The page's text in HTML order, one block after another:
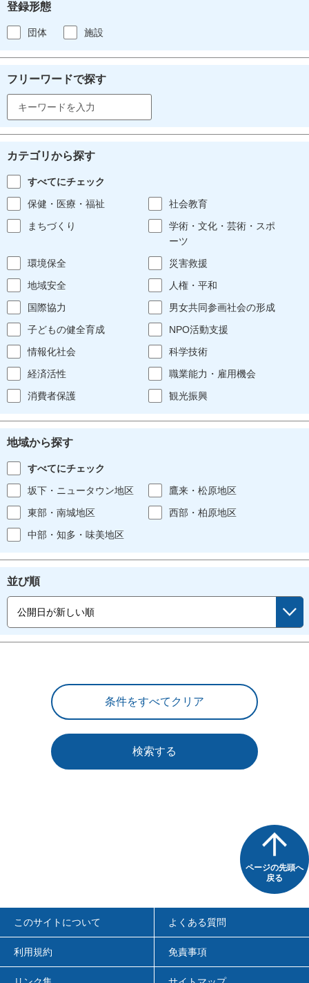
登録形態
団体 施設
フリーワードで探す
カテゴリから探す
すべてにチェック
保健・医療・福祉
社会教育
まちづくり
学術・文化・芸術・スポ
ーツ
環境保全
災害救援
地域安全
人権・平和
国際協力
男女共同参画社会の形成
子どもの健全育成
NPO活動支援
情報化社会
科学技術
経済活性
職業能力・雇用機会
消費者保護
観光振興
地域から探す
すべてにチェック
坂下・ニュータウン地区
鷹来・松原地区
東部・南城地区
西部・柏原地区
中部・知多・味美地区
並び順
検索する
ページの先頭へ
戻る
このサイトについて よくある質問
利用規約 免責事項